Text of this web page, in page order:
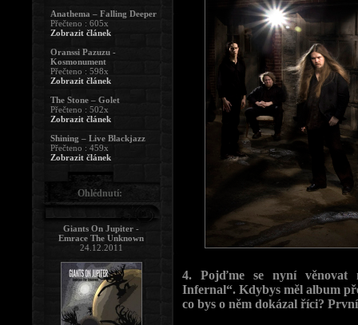
4. Pojďme se nyní věnovat
Infernal“. Kdybys měl album
co bys o něm dokázal říci?
Anathema – Falling Deeper
Přečteno : 605x
Zobrazit článek
Oranssi Pazuzu -
Kosmonument
Přečteno : 598x
Zobrazit článek
The Stone – Golet
Přečteno : 502x
Zobrazit článek
Shining – Live Blackjazz
Přečteno : 459x
Zobrazit článek
Ohlédnutí:
Giants On Jupiter -
Emrace The Unknown
24.12.2011